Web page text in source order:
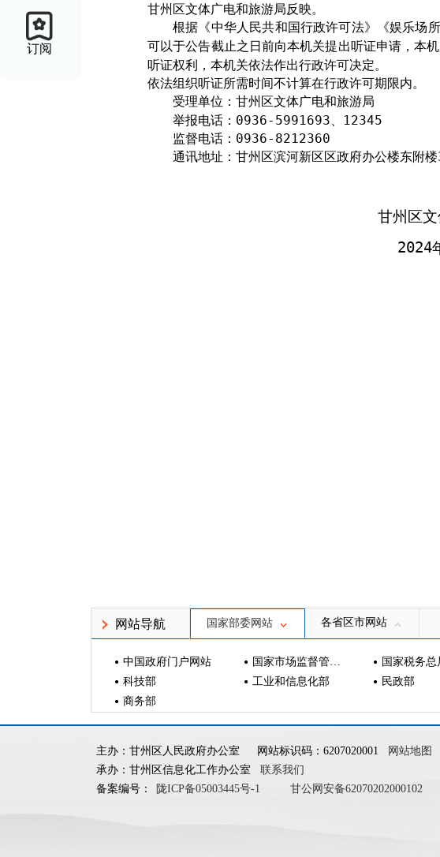
订阅
甘州区文体广电和旅游局反映。
根据《中华人民共和国行政许可法》《娱乐场
可以于公告截止之日前向本机关提出听证申请，本
听证权利，本机关依法作出行政许可决定。
依法组织听证所需时间不计算在行政许可期限内。
受理单位：甘州区文体广电和旅
举报电话： 0936-5991693
监督电话： 0936-
通讯地址：甘州区滨河新区区政府办公楼东附楼
甘州区
2024
网站导航 国家部委网站 各省区市网站
中国政府门户网站 国家税务总
科技部
工业和信息化部 民政部
商务部
主办：甘州区人民政府办公室 网站标识码：6207020001
网站地图
承办：甘州区信息化工作办公室
联系我们
备案编号：
陇ICP备05003445号-1 甘公网安备62070202000102